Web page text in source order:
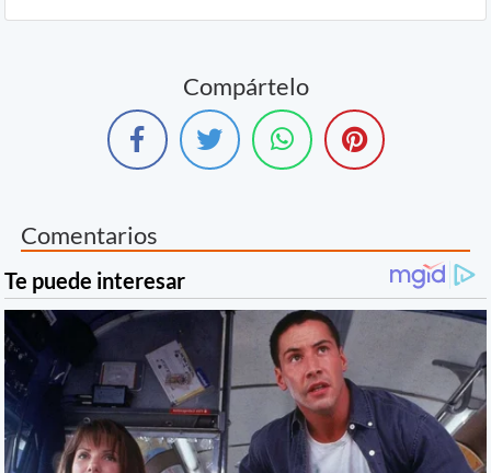
Compártelo
Comentarios